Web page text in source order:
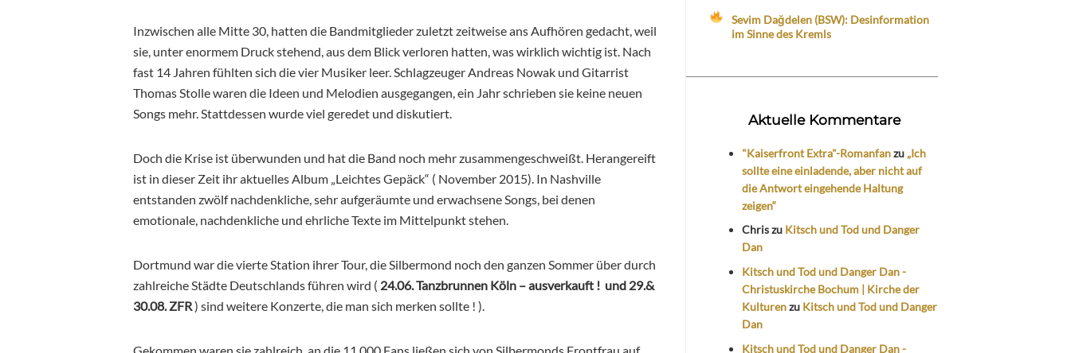
Inzwischen alle Mitte 30, hatten die Bandmitglieder zuletzt zeitweise ans Aufhören gedacht, weil
sie, unter enormem Druck stehend, aus dem Blick verloren hatten, was wirklich wichtig ist. Nach
fast 14 Jahren fühlten sich die vier Musiker leer. Schlagzeuger Andreas Nowak und Gitarrist
Thomas Stolle waren die Ideen und Melodien ausgegangen, ein Jahr schrieben sie keine neuen
Songs mehr. Stattdessen wurde viel geredet und diskutiert.
Doch die Krise ist überwunden und hat die Band noch mehr zusammengeschweißt. Herangereift
ist in dieser Zeit ihr aktuelles Album „Leichtes Gepäck“ ( November 2015). In Nashville
entstanden zwölf nachdenkliche, sehr aufgeräumte und erwachsene Songs, bei denen
emotionale, nachdenkliche und ehrliche Texte im Mittelpunkt stehen.
Dortmund war die vierte Station ihrer Tour, die Silbermond noch den ganzen Sommer über durch
zahlreiche Städte Deutschlands führen wird ( 24.06. Tanzbrunnen Köln – ausverkauft ! und 29.&
30.08. ZFR) sind weitere Konzerte, die man sich merken sollte ! ).
Sevim Dağdelen (BSW): Desinformation
im Sinne des Kremls
Aktuelle Kommentare
"Kaiserfront Extra"-Romanfanzu „Ich
sollte eine einladende, aber nicht auf
die Antwort eingehende Haltung
zeigen“
Chriszu Kitsch und Tod und Danger
Dan
Kitsch und Tod und Danger Dan -
Christuskirche Bochum | Kirche der
Kulturenzu Kitsch und Tod und Danger
Dan
Kitsch und Tod und Danger Dan -